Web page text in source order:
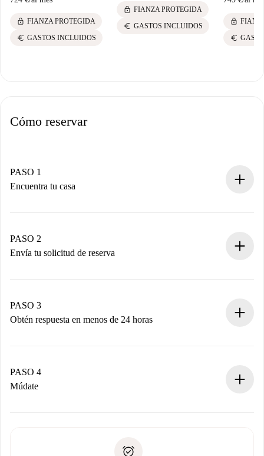
lock FIANZA PROTEGIDA
euro GASTOS INCLUIDOS
lock FIANZA PROTEGIDA
euro GASTOS INCLUIDOS lock
euro
Cómo reservar
PASO 1
Encuentra tu casa
Tienes toda la información necesaria por adelantado.
PASO 2
Envía tu solicitud de reserva
propietario acepte.
PASO 3
Obtén respuesta en menos de 24 horas
contacto con el propietario.
Si es rechazada: No te haremos ningún cargo y te
PASO 4
Múdate
no nos comunicas ningún problema.